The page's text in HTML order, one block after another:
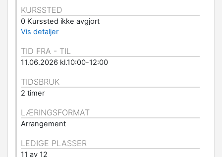
KURSSTED
0 Kurssted ikke avgjort
Vis detaljer
TID FRA - TIL
11.06.2026 kl.10:00-12:00
TIDSBRUK
2 timer
LÆRINGSFORMAT
Arrangement
LEDIGE PLASSER
11 av 12